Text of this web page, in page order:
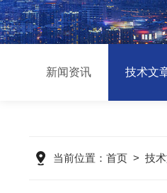
新闻资讯 技术文
当前位置： 首页> 技